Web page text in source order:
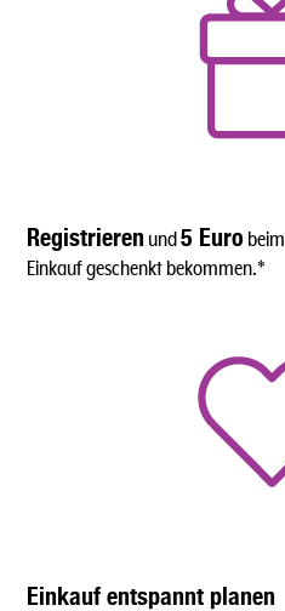
Registrieren und5 Euro
Einkauf geschenkt bekommen.*
Einkauf entspannt planen